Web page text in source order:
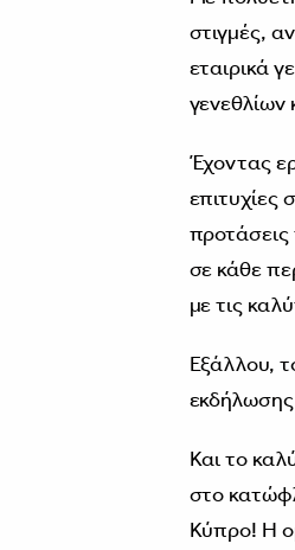
στιγμές,
εταιρικά
γενεθλίων
Έχοντας
επιτυχίες
προτάσεις
σε κάθε
με τις
Εξάλλου,
εκδήλωσης
Και το
στο
Κύπρο! Η